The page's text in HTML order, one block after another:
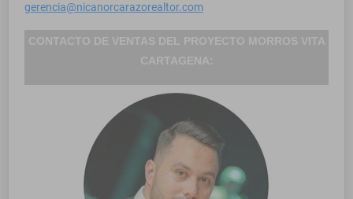
gerencia@nicanorcarazorealtor.com
CONTACTO DE VENTAS DEL PROYECTO MORROS VITA
CARTAGENA: